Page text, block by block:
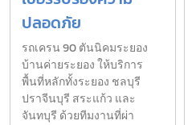
ปลอดภัย
รถเครน 90 ตันนิคมระยอง
บ้านค่ายระยอง ให้บริการ
พื้นที่หลักทั้งระยอง ชลบุรี
ปราจีนบุรี สระแก้ว และ
จันทบุรี ด้วยทีมงานที่ผ่า